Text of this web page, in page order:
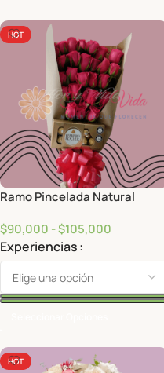
HOT
Ramo Pincelada Natural
$90,000 -$105,000
Experiencias
HOT